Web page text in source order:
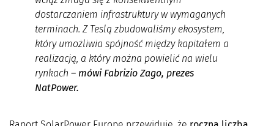
dostarczaniem infrastruktury w wymaganych
terminach. Z Teslą zbudowaliśmy ekosystem,
który umożliwia spójność między kapitałem a
realizacją, a który można powielić na wielu
rynkach – mówi Fabrizio Zago, prezes
NatPower.